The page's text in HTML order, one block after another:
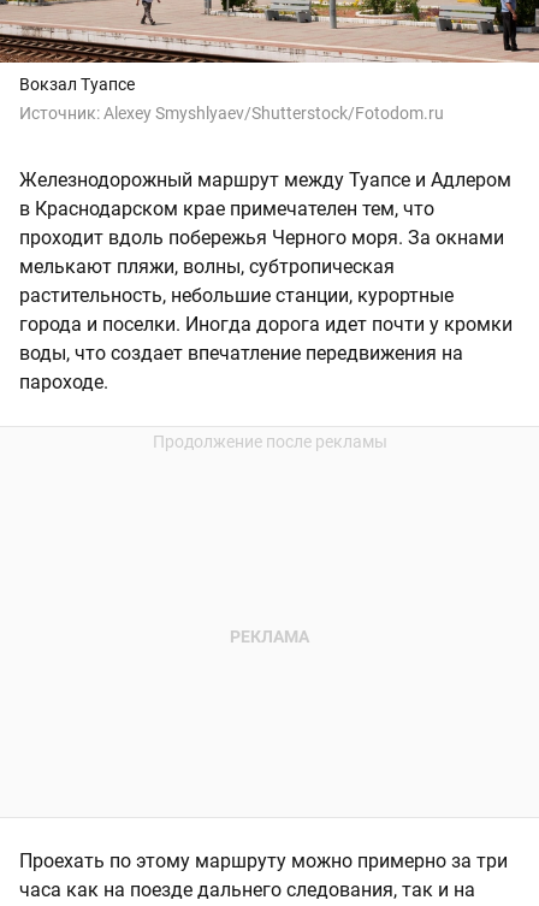
Вокзал Туапсе
Источник:Alexey Smyshlyaev/Shutterstock/Fotodom.ru
Железнодорожный маршрут между Туапсе и Адлером
в Краснодарском крае примечателен тем, что
проходит вдоль побережья Черного моря. За окнами
мелькают пляжи, волны, субтропическая
растительность, небольшие станции, курортные
города и поселки. Иногда дорога идет почти у кромки
воды, что создает впечатление передвижения на
пароходе.
Проехать по этому маршруту можно примерно за три
часа как на поезде дальнего следования, так и на